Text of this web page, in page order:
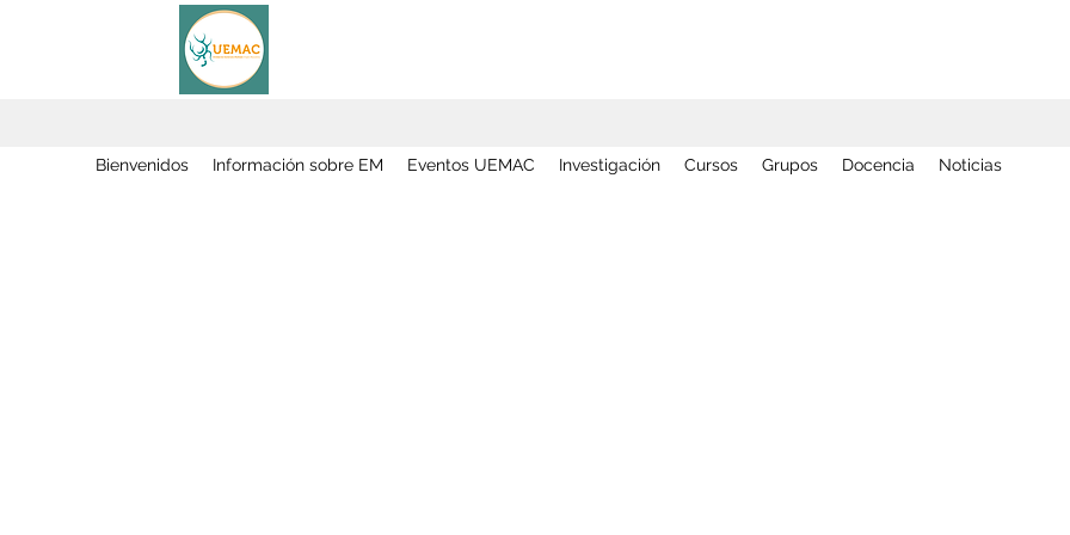
Bienvenidos Información sobre EM Eventos UEMAC Investigación Cursos Grupos Docencia Noticias